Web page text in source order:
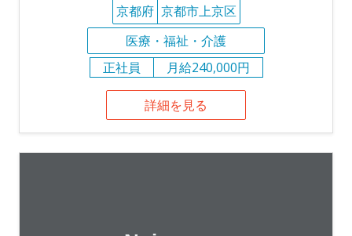
京都府 京都市上京区
医療・福祉・介護
正社員
月給240,000円
詳細を見る